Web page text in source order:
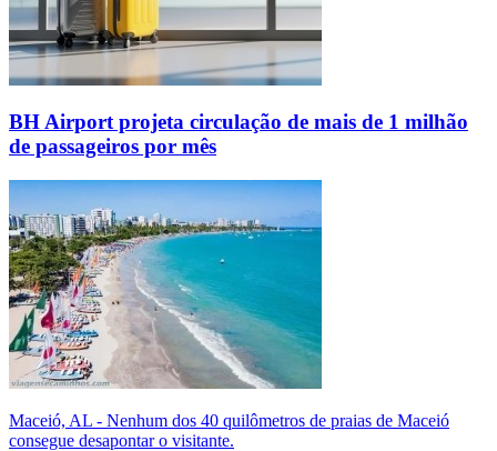
BH Airport projeta circulação de mais de 1 milhão
de passageiros por mês
Maceió, AL - Nenhum dos 40 quilômetros de praias de Maceió
consegue desapontar o visitante.